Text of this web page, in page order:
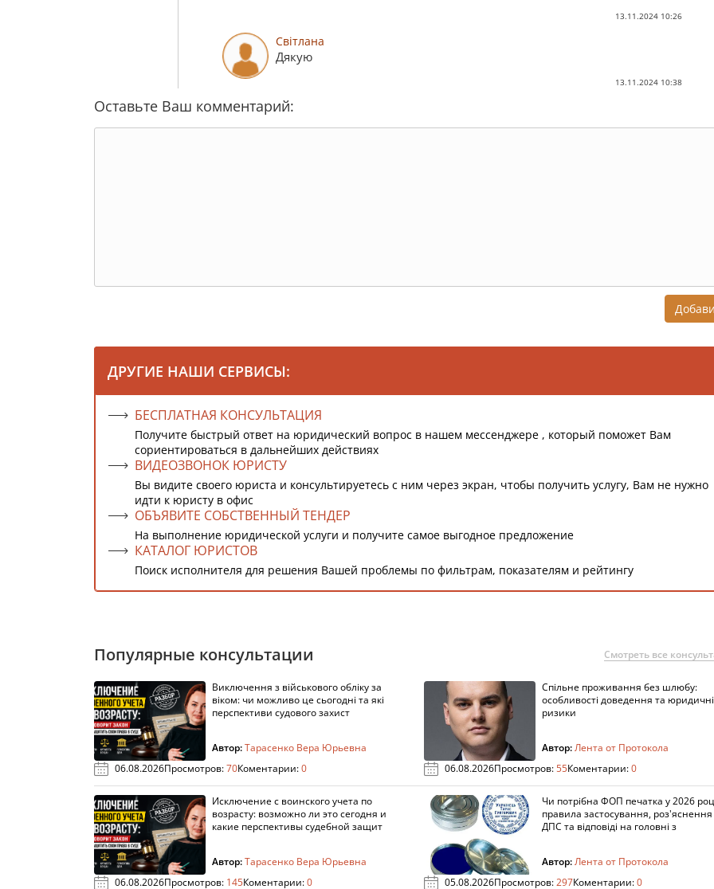
13.11.2024 10:26
Світлана
Дякую
13.11.2024 10:38
Оставьте Ваш комментарий:
ДРУГИЕ НАШИ СЕРВИСЫ:
БЕСПЛАТНАЯ КОНСУЛЬТАЦИЯ
Получите быстрый ответ на юридический вопрос в нашем мессенджере , который поможет Вам
сориентироваться в дальнейших действиях
ВИДЕОЗВОНОК ЮРИСТУ
Вы видите своего юриста и консультируетесь с ним через экран, чтобы получить услугу, Вам не нужно
идти к юристу в офис
ОБЪЯВИТЕ СОБСТВЕННЫЙ ТЕНДЕР
На выполнение юридической услуги и получите самое выгодное предложение
КАТАЛОГ ЮРИСТОВ
Поиск исполнителя для решения Вашей проблемы по фильтрам, показателям и рейтингу
Популярные консультации Смотреть все
Виключення з військового обліку за
віком: чи можливо це сьогодні та які
перспективи судового захист
Автор:Тарасенко Вера Юрьевна
06.08.2026Просмотров:70Коментарии:0
Спільне проживання без шлюбу:
особливості доведення та юридичні
ризики
Автор:Лента от Протокола
06.08.2026Просмотров:55Коментарии:0
Исключение с воинского учета по
возрасту: возможно ли это сегодня и
какие перспективы судебной защит
Автор:Тарасенко Вера Юрьевна
06.08.2026Просмотров: 145Коментарии:0
Чи потрібна ФОП печатка у 2026
правила застосування, роз'яснення
ДПС та відповіді на головні з
Автор:Лента от Протокола
05.08.2026Просмотров:297Коментарии:0